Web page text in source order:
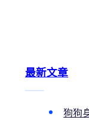
最新文章
狗狗